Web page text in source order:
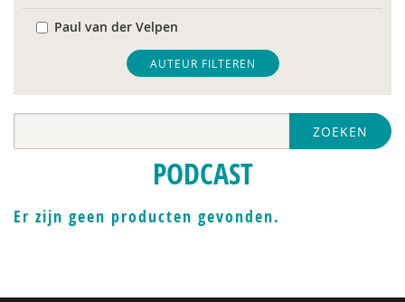
Paul van der Velpen
AUTEUR FILTEREN
ZOEKEN
PODCAST
Er zijn geen producten gevonden.